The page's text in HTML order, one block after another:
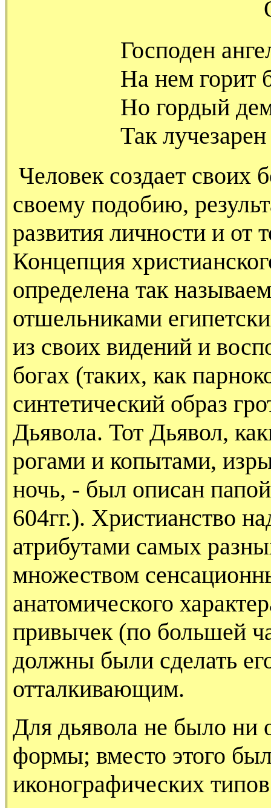
Господен
На нем горит
Но гордый
Так
Человек создает своих
своему подобию,
развития личности и от
Концепция
определена так
отшельниками
из своих видений и
богах (таких, как
синтетический образ
Дьявола. Тот Дьявол,
рогами и копытами,
ночь, - был описан
604гг.). Христианство
атрибутами самых
множеством
анатомического
привычек (по большей
должны были сделать
отталкивающим.
Для дьявола не было ни
формы; вместо этого
иконографических